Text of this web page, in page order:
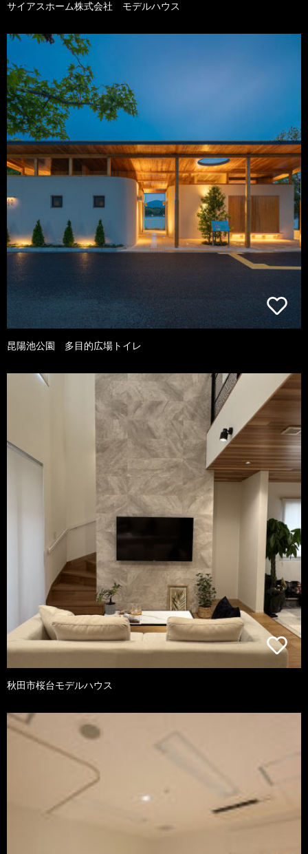
サイアスホーム株式会社 モデルハウス
昆陽池公園 多目的広場トイレ
秋田市桜台モデルハウス